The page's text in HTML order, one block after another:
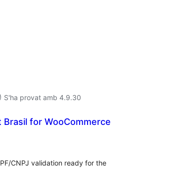
S'ha provat amb 4.9.30
for WooCommerce
CNPJ validation ready for the